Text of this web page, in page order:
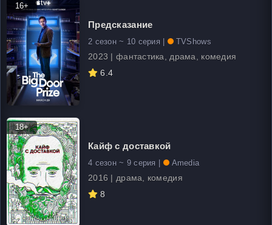
16+
Предсказание
2 сезон ~ 10 серия | TVShows
2023 | фантастика, драма, комедия
6.4
18+
Кайф с доставкой
4 сезон ~ 9 серия | Amedia
2016 | драма, комедия
8